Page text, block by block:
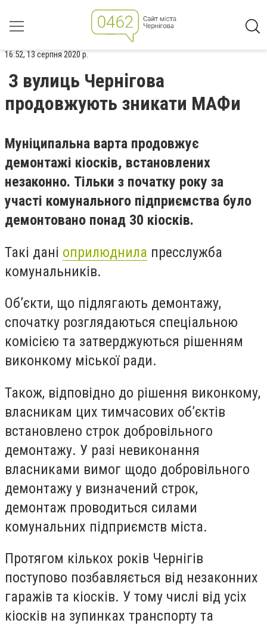
16:52, 13 серпня 2020 р.
З вулиць Чернігова
продовжують зникати МАФи
Муніципальна варта продовжує
демонтажі кіосків, встановлених
незаконно. Тільки з початку року за
участі комунального підприємства було
демонтовано понад 30 кіосків.
Такі дані оприлюднила пресслужба
комунальників.
Об’єкти, що підлягають демонтажу,
спочатку розглядаються спеціальною
комісією та затверджуються рішенням
виконкому міської ради.
Також, відповідно до рішення виконкому,
власникам цих тимчасових об’єктів
встановлено строк добровільного
демонтажу. У разі невиконання
власниками вимог щодо добровільного
демонтажу у визначений строк,
демонтаж проводиться силами
комунальних підприємств міста.
Протягом кількох років Чернігів
поступово позбавляється від незаконних
гаражів та кіосків. У тому числі від усіх
кіосків на зупинках транспорту та